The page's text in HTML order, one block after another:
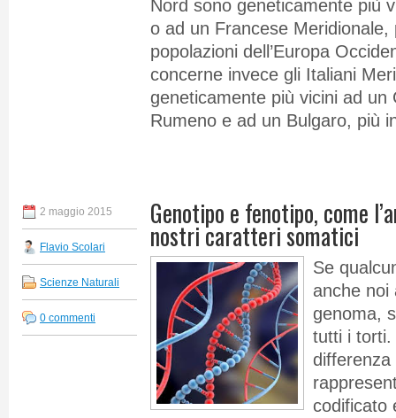
Nord sono geneticamente più
o ad un Francese Meridionale,
popolazioni dell’Europa
concerne invece gli Italiani
geneticamente più vicini ad un
Rumeno e ad un Bulgaro, più
2 maggio 2015
Flavio Scolari
Scienze Naturali
0 commenti
Genotipo e fenotipo, come
nostri caratteri somatici
Se
anche noi
genoma,
tutti i torti.
codificato